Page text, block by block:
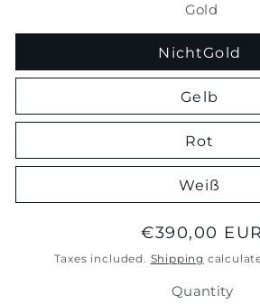
Gold
NichtGold
Gelb
Rot
Weiß
Regular
price
€390,00 EUR
Taxes included. Shipping
Quantity